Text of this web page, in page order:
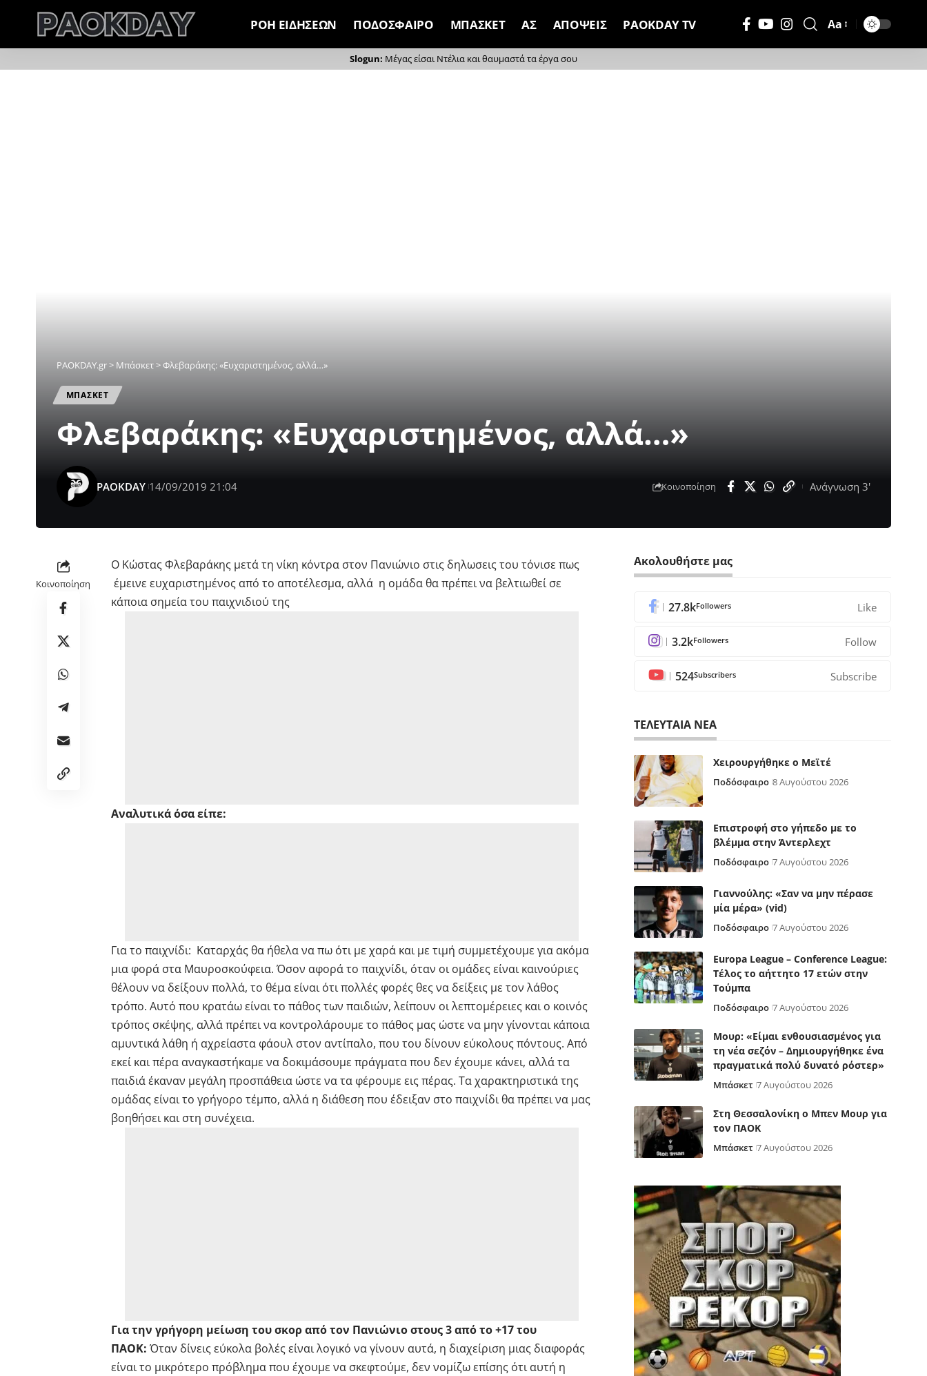
ΡΟΗ ΕΙΔΗΣΕΩΝ ΠΟΔΟΣΦΑΙΡΟ ΜΠΑΣΚΕΤ ΑΣ ΑΠΟΨΕΙΣ PAOKDAY TV
Μέγεθος
Γραμματοσειράς
Aa
Μέγας είσαι Ντέλια και θαυμαστά τα έργα σου
PAOKDAY.gr> Μπάσκετ>Φλεβαράκης: «Ευχαριστημένος, αλλά…»
ΜΠΑΣΚΕΤ
Φλεβαράκης: «Ευχαριστημένος, αλλά…»
PAOKDAY 14/09/2019 21:04 Κοινοποίηση Ανάγνωση 3'
Κοινοποίηση
O Kώστας Φλεβαράκης μετά τη νίκη κόντρα στον Πανιώνιο στις δηλωσεις του τόνισε πως
έμεινε ευχαριστημένος από το αποτέλεσμα, αλλά η ομάδα θα πρέπει να βελτιωθεί σε
κάποια σημεία του παιχνιδιού της
Αναλυτικά όσα είπε:
Για το παιχνίδι: Καταρχάς θα ήθελα να πω ότι με χαρά και με τιμή συμμετέχουμε για ακόμα
μια φορά στα Μαυροσκούφεια. Όσον αφορά το παιχνίδι, όταν οι ομάδες είναι καινούριες
θέλουν να δείξουν πολλά, το θέμα είναι ότι πολλές φορές θες να δείξεις με τον λάθος
τρόπο. Αυτό που κρατάω είναι το πάθος των παιδιών, λείπουν οι λεπτομέρειες και ο κοινός
τρόπος σκέψης, αλλά πρέπει να κοντρολάρουμε το πάθος μας ώστε να μην γίνονται κάποια
αμυντικά λάθη ή αχρείαστα φάουλ στον αντίπαλο, που του δίνουν εύκολους πόντους. Από
εκεί και πέρα αναγκαστήκαμε να δοκιμάσουμε πράγματα που δεν έχουμε κάνει, αλλά τα
παιδιά έκαναν μεγάλη προσπάθεια ώστε να τα φέρουμε εις πέρας. Τα χαρακτηριστικά της
ομάδας είναι το γρήγορο τέμπο, αλλά η διάθεση που έδειξαν στο παιχνίδι θα πρέπει να μας
βοηθήσει και στη συνέχεια.
Για την γρήγορη μείωση του σκορ από τον Πανιώνιο στους 3 από το +17 του
ΠΑΟΚ: Όταν δίνεις εύκολα βολές είναι λογικό να γίνουν αυτά, η διαχείριση μιας διαφοράς
είναι το μικρότερο πρόβλημα που έχουμε να σκεφτούμε, δεν νομίζω επίσης ότι αυτή η
Ακολουθήστε μας
27.8kFollowers Like
3.2kFollowers Follow
524Subscribers Subscribe
ΤΕΛΕΥΤΑΙΑ ΝΕΑ
Χειρουργήθηκε ο Μεϊτέ
Ποδόσφαιρο 8 Αυγούστου 2026
Επιστροφή στο γήπεδο με το
βλέμμα στην Άντερλεχτ
Ποδόσφαιρο 7 Αυγούστου 2026
Γιαννούλης: «Σαν να μην πέρασε
μία μέρα» (vid)
Ποδόσφαιρο 7 Αυγούστου 2026
Europa League – Conference League:
Τέλος το αήττητο 17 ετών στην
Τούμπα
Ποδόσφαιρο 7 Αυγούστου 2026
Μουρ: «Είμαι ενθουσιασμένος για
τη νέα σεζόν – Δημιουργήθηκε ένα
πραγματικά πολύ δυνατό ρόστερ»
Μπάσκετ 7 Αυγούστου 2026
Στη Θεσσαλονίκη ο Μπεν Μουρ για
τον ΠΑΟΚ
Μπάσκετ 7 Αυγούστου 2026